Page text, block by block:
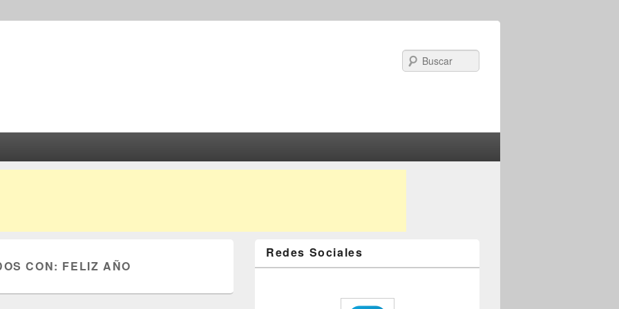
CON: FELIZ AÑO
Redes Sociales